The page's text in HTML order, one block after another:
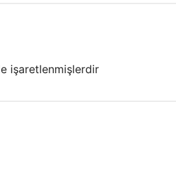
işaretlenmişlerdir